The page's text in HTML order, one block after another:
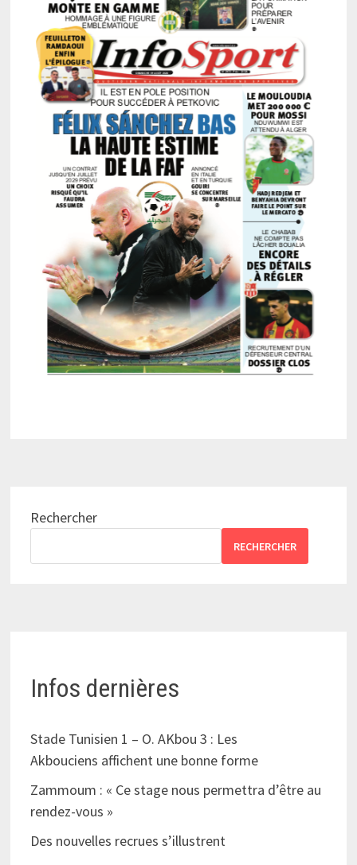
Rechercher
RECHERCHER
Infos dernières
Stade Tunisien 1 – O. AKbou 3 : Les
Akbouciens affichent une bonne forme
Zammoum : « Ce stage nous permettra d’être au
rendez-vous »
Des nouvelles recrues s’illustrent